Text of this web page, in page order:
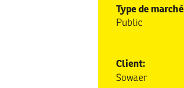
Type de marché
Public
Client:
Sowaer